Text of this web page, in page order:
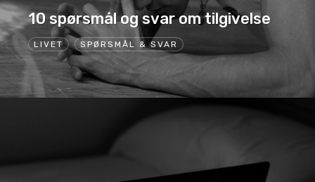
LIVET SPØRSMÅL & SVAR
10 spørsmål og svar om tilgivelse